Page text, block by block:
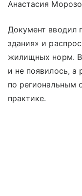
Анастасия
Документ вводил
здания» и
жилищных норм. В
и не появилось,
по региональным
практике.